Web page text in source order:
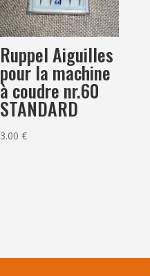
Ruppel Aiguilles
pour la machine
à coudre nr.60
STANDARD
3.00€